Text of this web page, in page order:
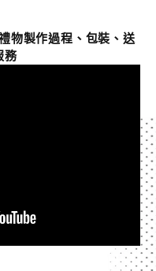
製作過程、包裝、送
務